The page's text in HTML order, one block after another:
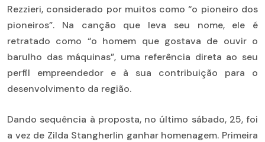
Rezzieri, considerado por muitos como “o pioneiro dos
pioneiros”. Na canção que leva seu nome, ele é
retratado como “o homem que gostava de ouvir o
barulho das máquinas”, uma referência direta ao seu
perfil empreendedor e à sua contribuição para o
desenvolvimento da região.
Dando sequência à proposta, no último sábado, 25, foi
a vez de Zilda Stangherlin ganhar homenagem. Primeira